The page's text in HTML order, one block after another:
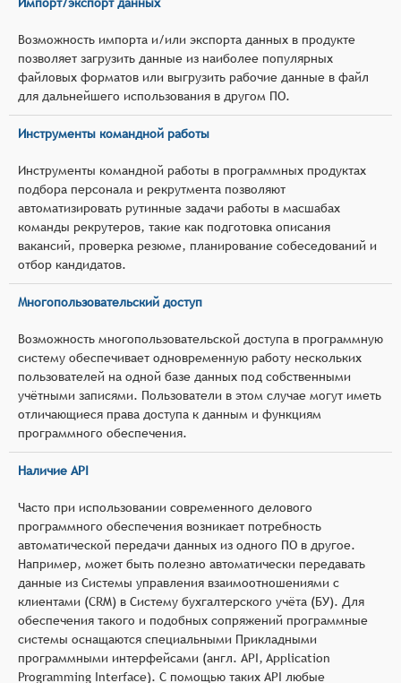
Возможность импорта и/или экспорта данных в продукте
позволяет загрузить данные из наиболее популярных
файловых форматов или выгрузить рабочие данные в файл
для дальнейшего использования в другом ПО.
Инструменты командной работы
Инструменты командной работы в программных продуктах
подбора персонала и рекрутмента позволяют
автоматизировать рутинные задачи работы в масшабах
команды рекрутеров, такие как подготовка описания
вакансий, проверка резюме, планирование собеседований и
отбор кандидатов.
Многопользовательский доступ
Возможность многопользовательской доступа в программную
систему обеспечивает одновременную работу нескольких
пользователей на одной базе данных под собственными
учётными записями. Пользователи в этом случае могут иметь
отличающиеся права доступа к данным и функциям
программного обеспечения.
Наличие API
Часто при использовании современного делового
программного обеспечения возникает потребность
автоматической передачи данных из одного ПО в другое.
Например, может быть полезно автоматически передавать
данные из Системы управления взаимоотношениями с
клиентами (CRM) в Систему бухгалтерского учёта (БУ). Для
обеспечения такого и подобных сопряжений программные
системы оснащаются специальными Прикладными
программными интерфейсами (англ. API, Application
Programming Interface). С помощью таких API любые